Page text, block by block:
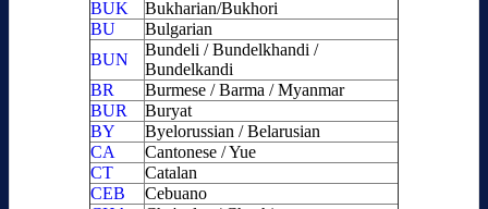
BUK
Bukharian/Bukhori
BU
Bulgarian
BUN
Bundeli / Bundelkhandi /
Bundelkandi
BR
Burmese / Barma / Myanmar
BUR
Buryat
BY
Byelorussian / Belarusian
CA
Cantonese / Yue
CT
Catalan
CEB
Cebuano